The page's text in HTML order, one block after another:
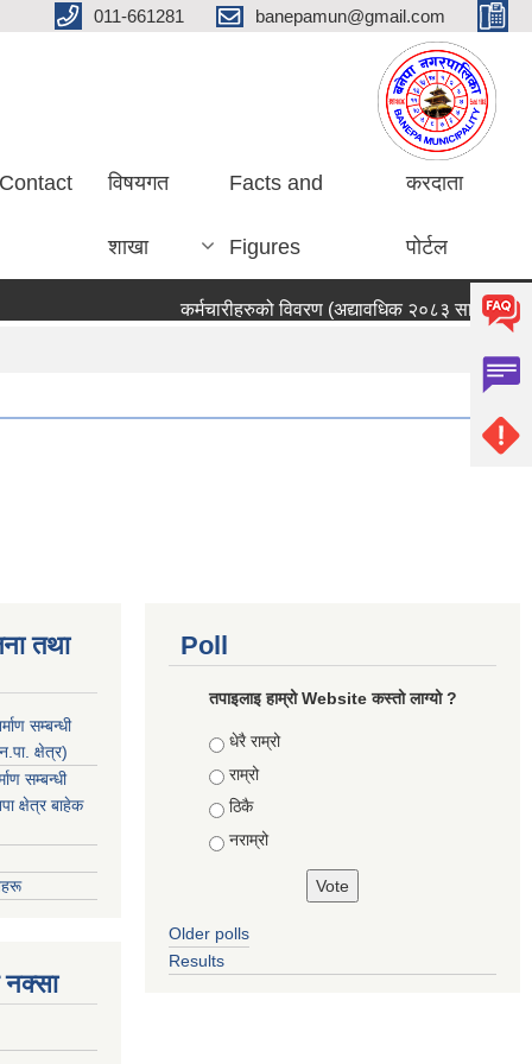
011-661281 banepamun@gmail.com
Contact विषयगत
शाखा
Facts and
Figures
करदाता
पोर्टल
कर्मचारीहरुको विवरण (अद्यावधिक २०८३ साउन ०५ गते)
तथा
सम्बन्धी
क्षेत्र)
सम्बन्धी
क्षेत्र बाहेक
नक्सा
Poll
तपाइलाइ हाम्रो Website कस्तो लाग्यो ?
Choices
धेरै राम्रो
राम्रो
ठिकै
नराम्रो
Older polls
Results